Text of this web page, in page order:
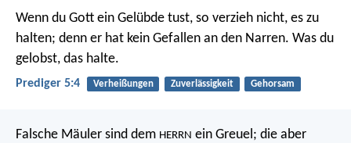
Wenn du Gott ein Gelübde tust, so verzieh nicht, es zu
halten; denn er hat kein Gefallen an den Narren. Was du
gelobst, das halte.
Prediger 5:4 Verheißungen Zuverlässigkeit Gehorsam
Falsche Mäuler sind dem HERRN ein Greuel; die aber